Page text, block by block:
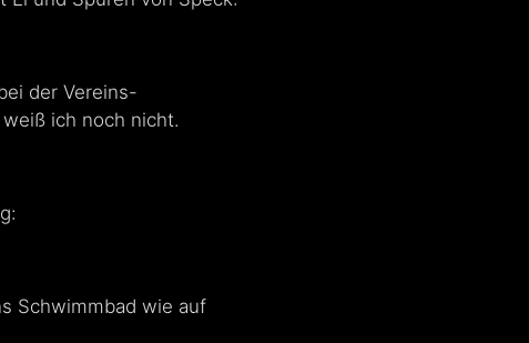
der Vereins-
ich noch nicht.
Schwimmbad wie auf